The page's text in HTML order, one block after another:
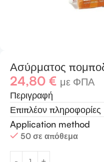
Ασύρματος
24,80 € με ΦΠΑ
Περιγραφή
Επιπλέον πληροφορίες
Application method
50 σε απόθεμα